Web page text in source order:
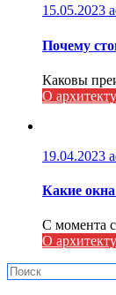
15.05.2023
Почему
Каковы
О
19.04.2023
Какие
С момента
О